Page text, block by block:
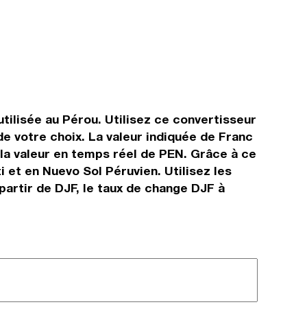
au Pérou. Utilisez ce convertisseur
votre choix. La valeur indiquée de Franc
valeur en temps réel de PEN. Grâce à ce
en Nuevo Sol Péruvien. Utilisez les
de DJF, le taux de change DJF à